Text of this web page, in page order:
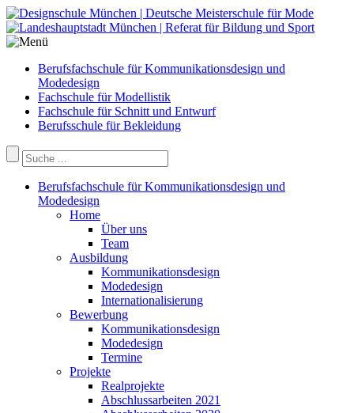
Berufsfachschule für Kommunikationsdesign und
Modedesign
Fachschule für Modellistik
Fachschule für Schnitt und Entwurf
Berufsschule für Bekleidung
Berufsfachschule für Kommunikationsdesign und
Modedesign
Home
Über uns
Team
Ausbildung
Kommunikationsdesign
Modedesign
Internationalisierung
Bewerbung
Kommunikationsdesign
Modedesign
Termine
Projekte
Realprojekte
Abschlussarbeiten 2021